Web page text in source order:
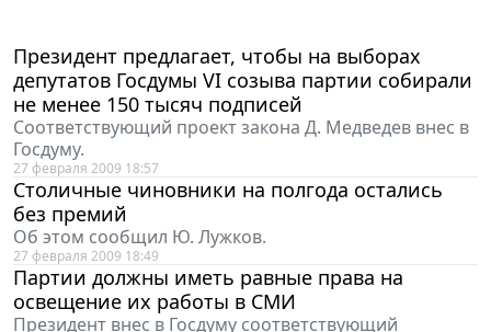
Президент предлагает, чтобы на выборах
депутатов Госдумы VI созыва партии собирали
не менее 150 тысяч подписей
Соответствующий проект закона Д. Медведев внес в
Госдуму.
27 февраля 2009 18:57
Столичные чиновники на полгода остались
без премий
Об этом сообщил Ю. Лужков.
27 февраля 2009 18:49
Партии должны иметь равные права на
освещение их работы в СМИ
Президент внес в Госдуму соответствующий